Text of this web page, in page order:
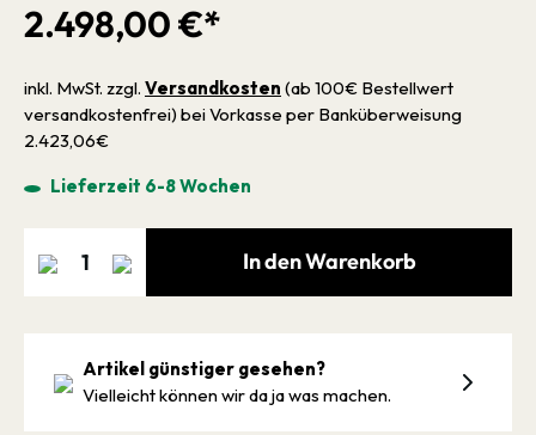
2.498,00 €*
inkl. MwSt. zzgl. Versandkosten (ab 100€ Bestellwert
versandkostenfrei) bei Vorkasse per Banküberweisung
2.423,06€
Lieferzeit 6-8 Wochen
In den Warenkorb
Artikel günstiger gesehen?
Vielleicht können wir da ja was machen.